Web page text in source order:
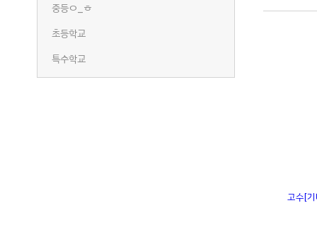
중등ㅇ_ㅎ
초등학교
특수학교
고수[